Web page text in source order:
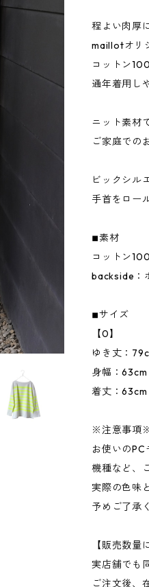
程よい肉厚
maillotオリ
コットン
通年着用し
ニット素材
ご家庭での
ビックシル
手首をロー
◾︎素材
コットン
backside：
◾︎サイズ
【0】
ゆき丈：
身幅：63cm
着丈：63cm
※注意事項
お使いの
機種など、
実際の色味
予めご了承
【販売数量
実店舗でも
ご注文後、